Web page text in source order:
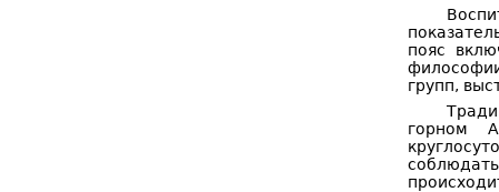
пояс
групп,
горном